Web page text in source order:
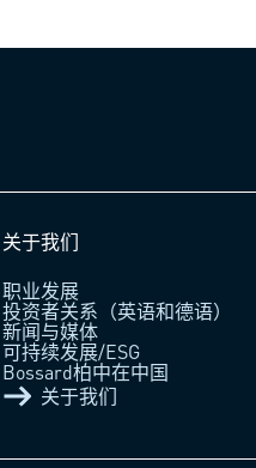
关于我们
职业发展
投资者关系（英语和德语）
新闻与媒体
可持续发展/ESG
Bossard柏中在中国
关于我们